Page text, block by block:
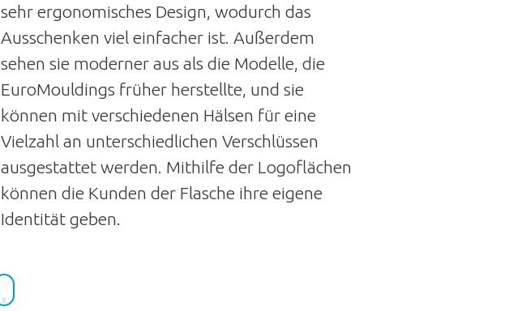
sehr ergonomisches Design, wodurch das
Ausschenken viel einfacher ist. Außerdem
sehen sie moderner aus als die Modelle, die
EuroMouldings früher herstellte, und sie
können mit verschiedenen Hälsen für eine
Vielzahl an unterschiedlichen Verschlüssen
ausgestattet werden. Mithilfe der Logoflächen
können die Kunden der Flasche ihre eigene
Identität geben.